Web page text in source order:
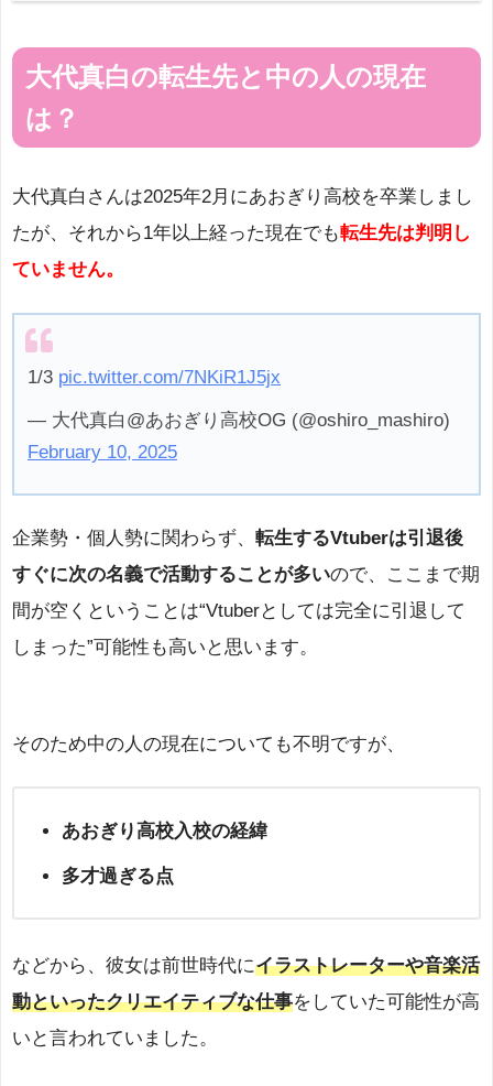
大代真白の転生先と中の人の現在
は？
大代真白さんは2025年2月にあおぎり高校を卒業しまし
たが、それから1年以上経った現在でも転生先は判明し
ていません。
1/3 pic.twitter.com/7NKiR1J5jx
— 大代真白@あおぎり高校OG (@oshiro_mashiro)
February 10, 2025
企業勢・個人勢に関わらず、 転生するVtuberは引退後
すぐに次の名義で活動することが多いので、ここまで期
間が空くということは“Vtuberとしては完全に引退して
しまった”可能性も高いと思います。
そのため中の人の現在についても不明ですが、
あおぎり高校入校の経緯
多才過ぎる点
などから、彼女は前世時代にイラストレーターや音楽活
動といったクリエイティブな仕事をしていた可能性が高
いと言われていました。